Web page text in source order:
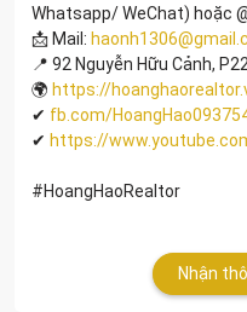
Whatsapp/ WeChat) hoặc
📩 Mail:
📍 92 Nguyễn Hữu Cảnh,
🌍 https://
✔ fb.com/
✔ https://
#HoangHaoRealtor
Nhận